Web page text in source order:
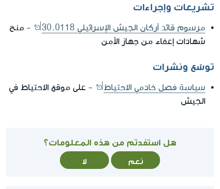
تشريعات وإجراءات
مرسوم قائد أركان الجيش الإسرائيلي 30.0118
- منح
شهادات إعفاء من جهاز الأمن
توسّع ونشرات
سياسة فصل خادمي الاحتياط
- على موقع الاحتياط في
الجيش
هل استفدتم من هذه المعلومات؟
نعم لا